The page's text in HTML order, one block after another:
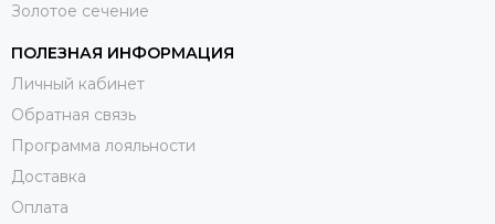
Золотое сечение
ПОЛЕЗНАЯ ИНФОРМАЦИЯ
Личный кабинет
Обратная связь
Программа лояльности
Доставка
Оплата